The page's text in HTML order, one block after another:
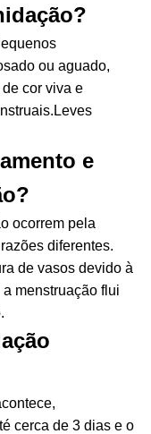
ou aguado,
cor viva e
e
ocorrem pela
diferentes.
de vasos devido à
menstruação flui
cerca de 3 dias e o